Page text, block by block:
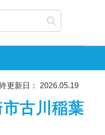
更新日： 2026.05.19
古川稲葉